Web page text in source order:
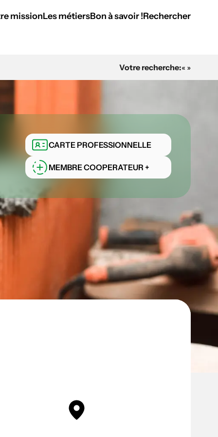
missionLes métiersBon à savoir !Rechercher
Votre recherche:« »
CARTE PROFESSIONNELLE
MEMBRE COOPERATEUR +